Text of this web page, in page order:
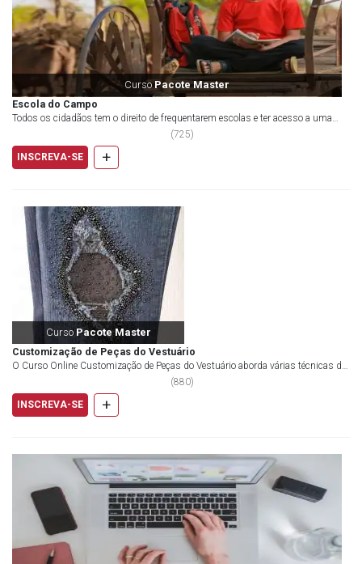
CursoPacote Master
Escola do Campo
Todos os cidadãos tem o direito de frequentarem escolas e ter acesso a uma
educação de qualidade. Essa premissa não...
(725)
INSCREVA-SE
+
CursoPacote Master
Customização de Peças do Vestuário
O Curso Online Customização de Peças do Vestuário aborda várias técnicas de
pintura, tingimento, descolorimento, bo...
(880)
INSCREVA-SE
+